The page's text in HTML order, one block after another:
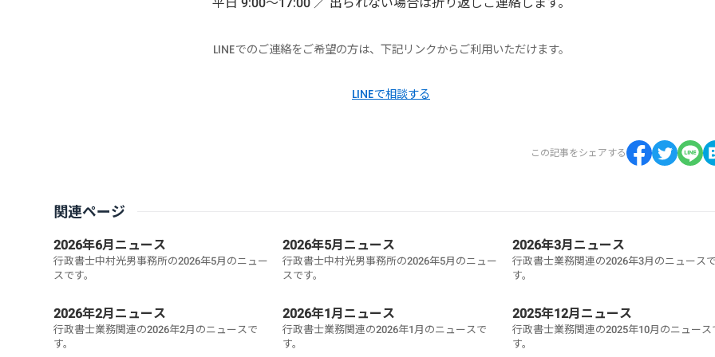
LINEでのご連絡をご希望の方は、下記リンクからご利用いただけます。
LINEで相談する
この記事をシェアする
関連ページ
2026年6月ニュース
行政書士中村光男事務所の2026年5月のニュー
スです。
2026年5月ニュース
行政書士中村光男事務所の2026年5月のニュー
スです。
2026年3月ニュース
行政書士業務関連の2026年3月のニュース
す。
2026年2月ニュース
行政書士業務関連の2026年2月のニュースで
す。
2026年1月ニュース
行政書士業務関連の2026年1月のニュースで
す。
2025年12月ニュース
行政書士業務関連の2025年10月のニュース
す。